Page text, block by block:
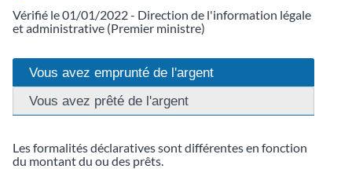
Vérifié le 01/01/2022 - Direction de l'information légale
et administrative (Premier ministre)
Vous avez emprunté de l'argent
Vous avez prêté de l'argent
Les formalités déclaratives sont différentes en fonction
du montant du ou des prêts.